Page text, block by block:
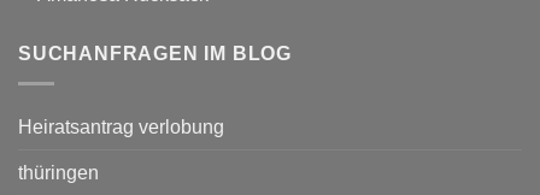
SUCHANFRAGEN IM BLOG
Heiratsantrag verlobung
thüringen